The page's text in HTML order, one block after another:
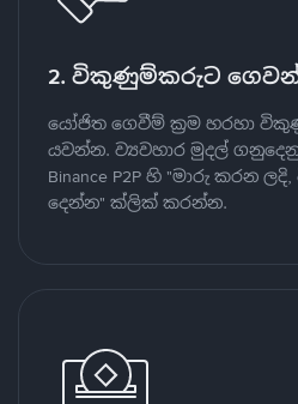
2. විකුණුම්කරුට
යෝජිත ගෙවීම් ක්‍රම හරහා
යවන්න. ව්‍යවහාර මුදල්
Binance P2P හි "මාරු කරන
දෙන්න" ක්ලික් කරන්න.